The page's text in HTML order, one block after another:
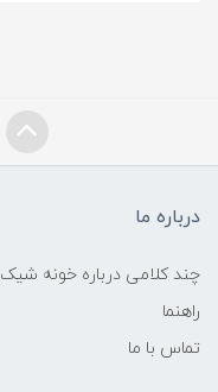
درباره ما
چند کلامی درباره خونه شیک
راهنما
تماس با ما